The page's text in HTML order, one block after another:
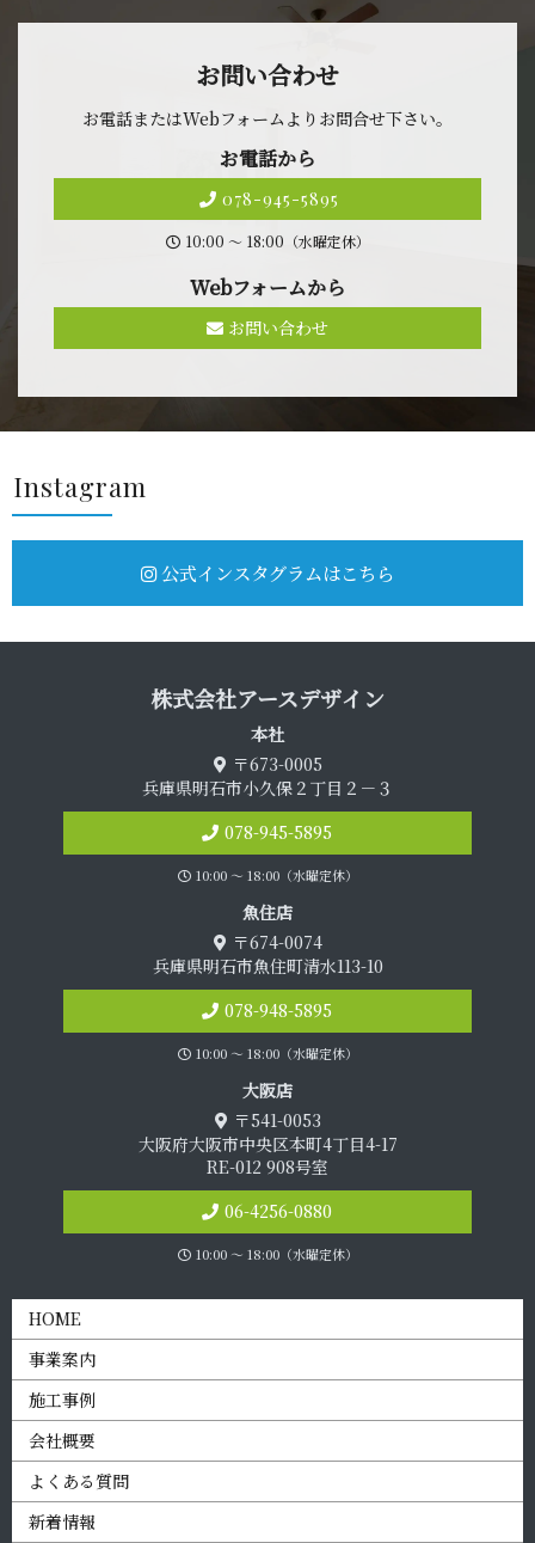
お問 い 合 わ せ
お電話またはWebフォームよりお問合せ 下 さ い 。
お 電 話 か ら
078-945-5895
10:00 〜 18:00（水曜定休）
Webフォ ー ム か ら
お問い合わせ
Insta g r a m
公式インスタグラムはこちら
株式会社アース デ ザ イ ン
本 社
〒673-0005
兵庫県明石市小久保２丁目２－３
078-945-5895
10:00 〜 18:00（水曜定休）
魚 住 店
〒674-0074
兵庫県明石市魚住町清水113-10
078-948-5895
10:00 〜 18:00（水曜定休）
大 阪 店
〒541-0053
大阪府大阪市中央区本町4丁目4-17
RE-012 908号室
06-4256-0880
10:00 〜 18:00（水曜定休）
HOME
事業案内
施工事例
会社概要
よくある質問
新着情報